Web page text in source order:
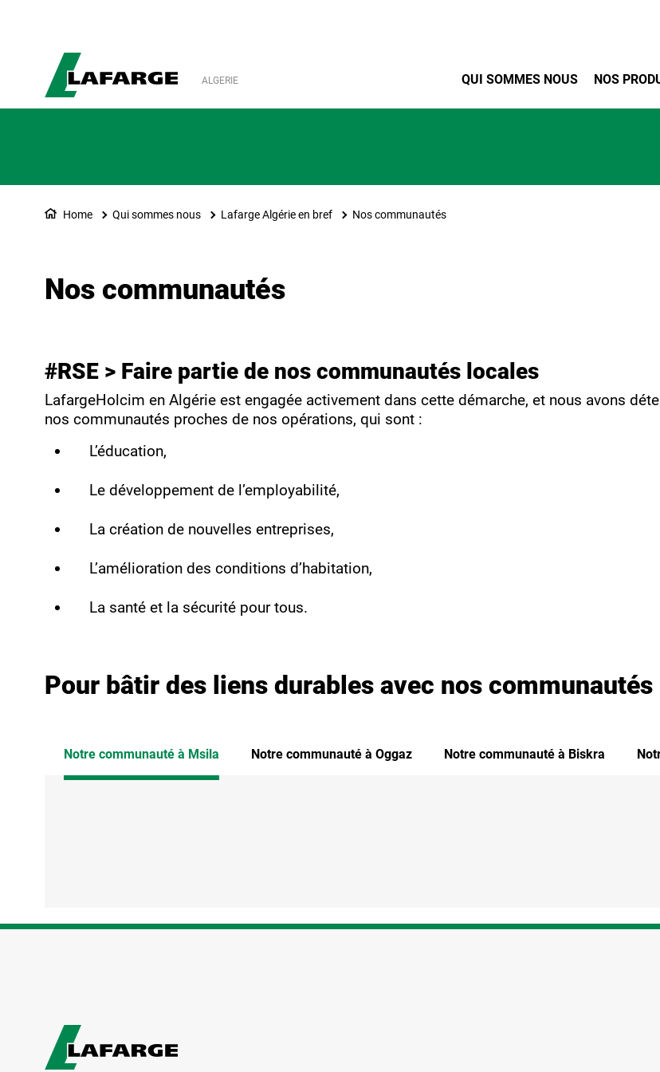
ALGERIE QUI SOMMES NOUS NOS
Home Qui sommes nous Lafarge Algérie en bref Nos communautés
Nos communautés
#RSE > Faire partie de nos communautés locales
LafargeHolcim en Algérie est engagée activement dans cette démarche, et nous avons
nos communautés proches de nos opérations, qui sont :
L’éducation,
Le développement de l’employabilité,
La création de nouvelles entreprises,
L’amélioration des conditions d’habitation,
La santé et la sécurité pour tous.
Pour bâtir des liens durables avec nos communautés
Notre communauté à Msila Notre communauté à Oggaz Notre communauté à Biskra